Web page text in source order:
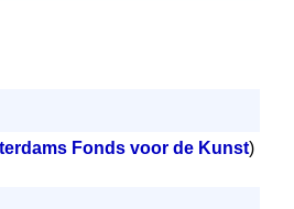
Fonds voor de Kunst)